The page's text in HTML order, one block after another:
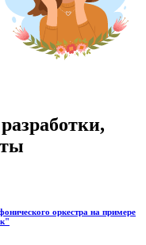
оркестра на примере